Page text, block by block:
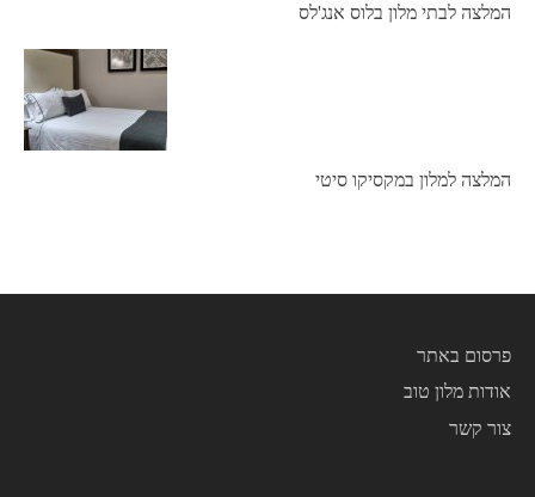
המלצה לבתי מלון בלוס אנג'לס
המלצה למלון במקסיקו סיטי
פרסום באתר
אודות מלון טוב
צור קשר